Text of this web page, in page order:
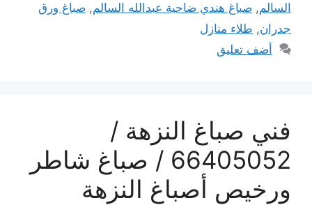
السالم, صباغ هندي ضاحية عبدالله السالم, صباغ ورق
جدران, طلاء منازل
أضف تعليق
فني صباغ النزهة /
66405052 / صباغ شاطر
ورخيص أصباغ النزهة